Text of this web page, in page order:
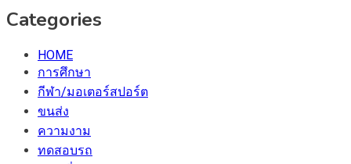
Categories
HOME
การศึกษา
กีฬา/มอเตอร์สปอร์ต
ขนส่ง
ความงาม
ทดสอบรถ